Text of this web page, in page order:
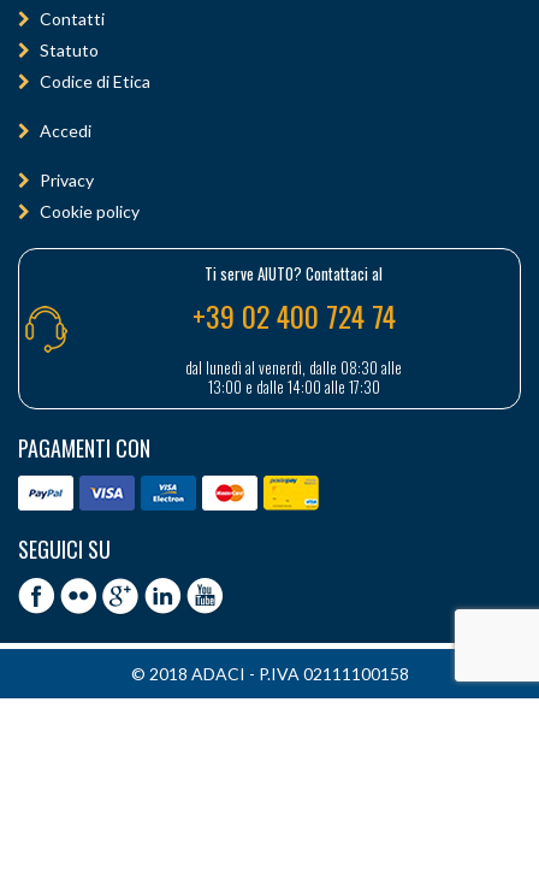
Contatti
Statuto
Codice di Etica
Accedi
Privacy
Cookie policy
Ti serve AIUTO? Contattaci al
+39 02 400 724 74
dal lunedì al venerdì, dalle 08:30 alle
13:00 e dalle 14:00 alle 17:30
PAGAMENTI CON
SEGUICI SU
© 2018 ADACI - P.IVA 02111100158